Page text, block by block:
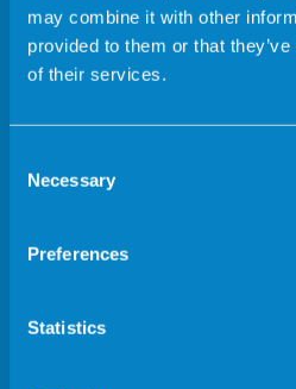
may combine it with other
provided to them or that
of their services.
Selection
Necessary
Preferences
Statistics